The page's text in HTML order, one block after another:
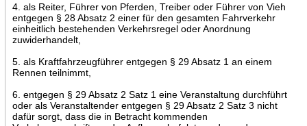
4. als Reiter, Führer von Pferden, Treiber oder Führer von Vieh
entgegen § 28 Absatz 2 einer für den gesamten Fahrverkehr
einheitlich bestehenden Verkehrsregel oder Anordnung
zuwiderhandelt,
5. als Kraftfahrzeugführer entgegen § 29 Absatz 1 an einem
Rennen teilnimmt,
6. entgegen § 29 Absatz 2 Satz 1 eine Veranstaltung durchführt
oder als Veranstaltender entgegen § 29 Absatz 2 Satz 3 nicht
dafür sorgt, dass die in Betracht kommenden